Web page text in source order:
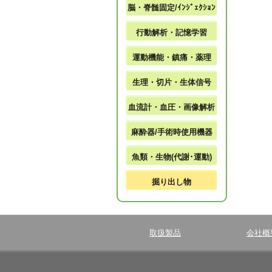
脳・脊髄固定/ｲﾝｼﾞｪｸｼｮﾝ
行動解析・記憶学習
運動機能・鎮痛・薬理
生理・切片・生体信号
血流計・血圧・画像解析
麻酔器/手術時使用機器
魚類・生物(代謝･運動)
掘り出し物
取扱製品 会社概